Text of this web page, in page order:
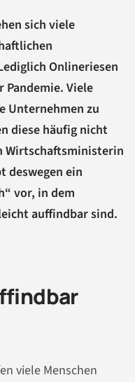
sich viele
Onlineriesen
Viele
Unternehmen zu
diese häufig nicht
Wirtschaftsministerin
deswegen ein
vor, in dem
auffindbar sind.
viele Menschen